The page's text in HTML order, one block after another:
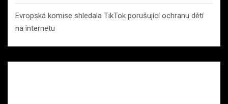
Evropská komise shledala TikTok porušující ochranu dětí
na internetu